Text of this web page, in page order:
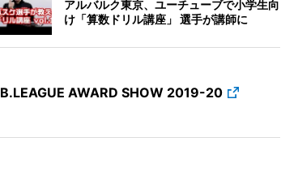
アルバルク東京、ユーチューブで小学生向
け「算数ドリル講座」 選手が講師に
B.LEAGUE AWARD SHOW 2019-20